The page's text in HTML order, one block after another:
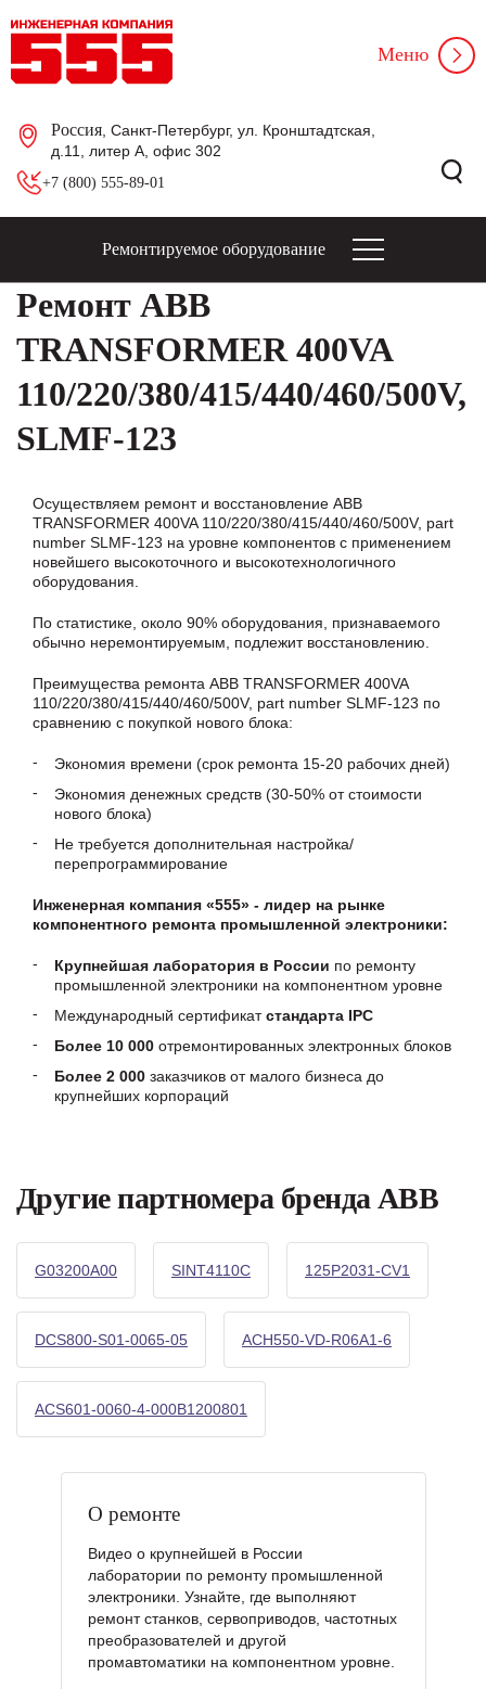
Россия , Санкт-Петербург, ул. Кронштадтская,
д.11, литер А, офис 302
+7 (800) 555-89-01
Меню
Ремонтируемое оборудование
Ремонт ABB
TRANSFORMER 400VA
110/220/380/415/440/460/500V,
SLMF-123
Осуществляем ремонт и восстановление ABB
TRANSFORMER 400VA 110/220/380/415/440/460/500V, part
number SLMF-123 на уровне компонентов с применением
новейшего высокоточного и высокотехнологичного
оборудования.
По статистике, около 90% оборудования, признаваемого
обычно неремонтируемым, подлежит восстановлению.
Преимущества ремонта ABB TRANSFORMER 400VA
110/220/380/415/440/460/500V, part number SLMF-123 по
сравнению с покупкой нового блока:
Экономия времени (срок ремонта 15-20 рабочих дней)
Экономия денежных средств (30-50% от стоимости
нового блока)
Не требуется дополнительная настройка/
перепрограммирование
Инженерная компания «555» - лидер на рынке
компонентного ремонта промышленной электроники:
Крупнейшая лаборатория в России по ремонту
промышленной электроники на компонентном уровне
Международный сертификатстандарта IPC
Более 10 000 отремонтированных электронных блоков
Более 2 000 заказчиков от малого бизнеса до
крупнейших корпораций
Другие партномера бренда ABB
G03200A00 SINT4110C 125P2031-CV1
DCS800-S01-0065-05 ACH550-VD-R06A1-6
ACS601-0060-4-000B1200801
О ремонте
Видео о крупнейшей в России
лаборатории по ремонту промышленной
электроники. Узнайте, где выполняют
ремонт станков, сервоприводов, частотных
преобразователей и другой
промавтоматики на компонентном уровне.